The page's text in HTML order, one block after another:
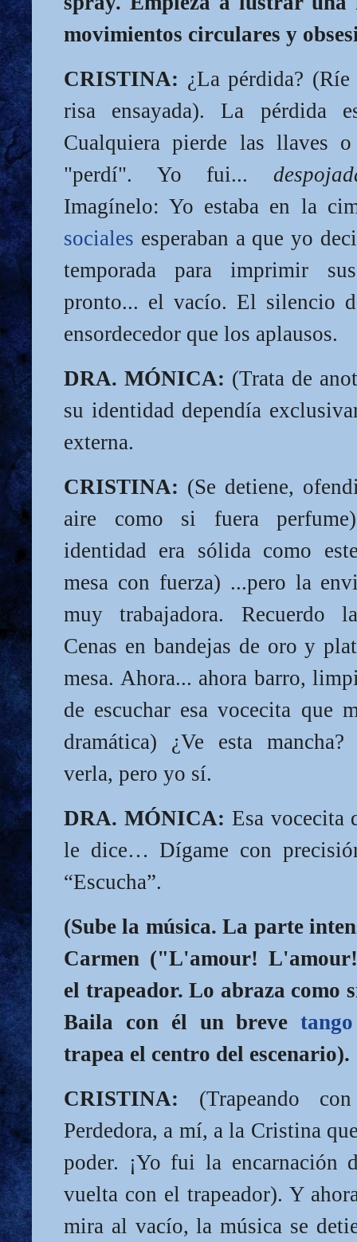
movimientos circulares y
CRISTINA: ¿La pérdida?
risa ensayada). La pérdida
Cualquiera pierde las llaves
"perdí". Yo fui...
Imagínelo: Yo estaba en la
sociales esperaban a que yo
temporada para imprimir
pronto... el vacío. El silencio
ensordecedor que los aplausos.
DRA. MÓNICA: (Trata de
su identidad dependía
externa.
CRISTINA: (Se detiene,
aire como si fuera
identidad era sólida como
mesa con fuerza) ...pero la
muy trabajadora. Recuerdo
Cenas en bandejas de oro y
mesa. Ahora... ahora barro,
de escuchar esa vocecita que
dramática) ¿Ve esta
verla, pero yo sí.
DRA. MÓNICA: Esa vocecita
le dice… Dígame con
“Escucha”.
(Sube la música. La parte
Carmen ("L'amour!
el trapeador. Lo abraza como
Baila con él un brevetango
trapea el centro del escenario).
CRISTINA: (Trapeando
Perdedora, a mí, a la Cristina
poder. ¡Yo fui la encarnación
vuelta con el trapeador). Y
mira al vacío, la música se